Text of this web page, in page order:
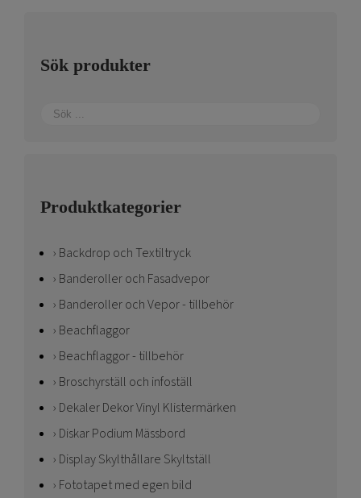
Sök produkter
Produktkategorier
Backdrop och Textiltryck
Banderoller och Fasadvepor
Banderoller och Vepor - tillbehör
Beachflaggor
Beachflaggor - tillbehör
Broschyrställ och infoställ
Dekaler Dekor Vinyl Klistermärken
Diskar Podium Mässbord
Display Skylthållare Skyltställ
Fototapet med egen bild